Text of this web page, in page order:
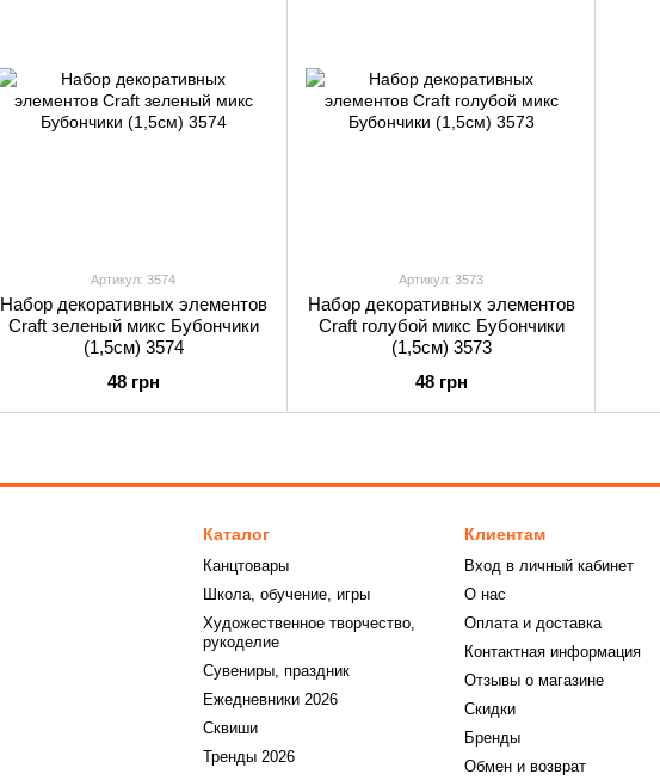
Артикул: 3574
Набор декоративных элементов
Craft зеленый микс Бубончики
(1,5см) 3574
48 грн
Артикул: 3573
Набор декоративных элементов
Craft голубой микс Бубончики
(1,5см) 3573
48 грн
Каталог
Канцтовары
Школа, обучение, игры
Художественное творчество,
рукоделие
Сувениры, праздник
Ежедневники 2026
Сквиши
Тренды 2026
Клиентам
Вход в личный кабинет
О нас
Оплата и доставка
Контактная информация
Отзывы о магазине
Скидки
Бренды
Обмен и возврат